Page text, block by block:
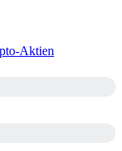
Aktien